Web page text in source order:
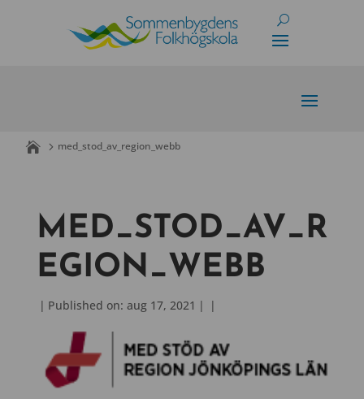
med_stod_av_region_webb
MED_STOD_AV_R
EGION_WEBB
| Published on: aug 17, 2021 | |